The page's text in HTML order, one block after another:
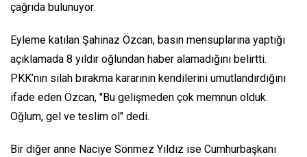
çağrıda bulunuyor.
Eyleme katılan Şahinaz Özcan, basın mensuplarına yaptığı
açıklamada 8 yıldır oğlundan haber alamadığını belirtti.
PKK’nın silah bırakma kararının kendilerini umutlandırdığını
ifade eden Özcan, "Bu gelişmeden çok memnun olduk.
Oğlum, gel ve teslim ol" dedi.
Bir diğer anne Naciye Sönmez Yıldız ise Cumhurbaşkanı